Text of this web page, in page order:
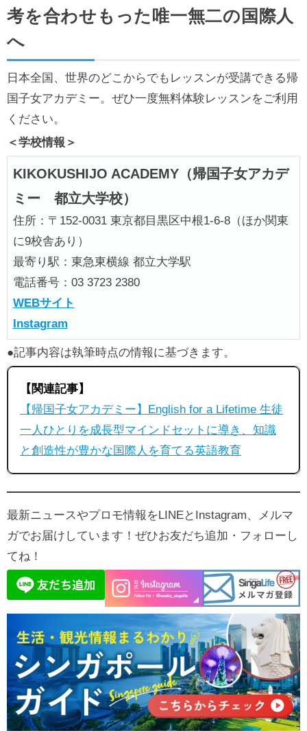
考を合わせもった唯一無二の国際人
へ
日本全国、世界のどこからでもレッスンが受講できる帰
国子女アカデミー。ぜひ一度無料体験レッスンをご利用
ください。
＜学校情報＞
KIKOKUSHIJO ACADEMY（帰国子女アカデ
ミー 都立大学校）
住所：〒152-0031 東京都目黒区中根1-6-8（ほか関東
に9校舎あり）
最寄り駅：東急東横線 都立大学駅
電話番号：03 3723 2380
WEBサイト
Instagram
●記事内容は執筆時点の情報に基づきます。
【関連記事】
【帰国子女アカデミー】English for a Lifetime 生徒
一人ひとりを成長型マインドセットに導き、知識
と創造性が豊かな国際人を育てる英語教育
最新ニュースやプロモ情報をLINEとInstagram、メルマ
ガでお届けしています！ぜひお友だち追加・フォローし
てね！